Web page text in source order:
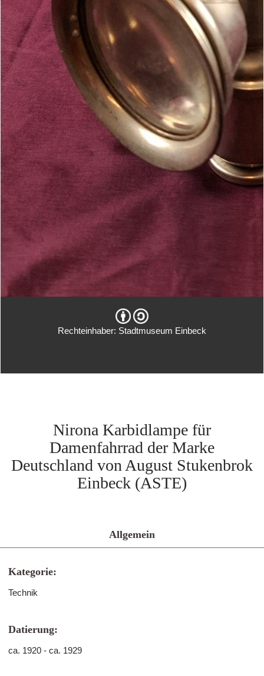
Rechteinhaber: Stadtmuseum Einbeck
Nirona Karbidlampe für
Damenfahrrad der Marke
Deutschland von August Stukenbrok
Einbeck (ASTE)
Allgemein
Kategorie:
Technik
Datierung:
ca. 1920 - ca. 1929